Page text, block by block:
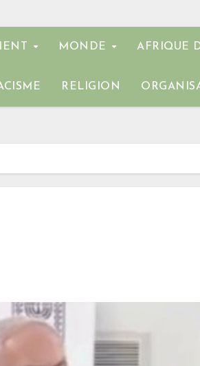
MONDE AFRIQUE
RELIGION